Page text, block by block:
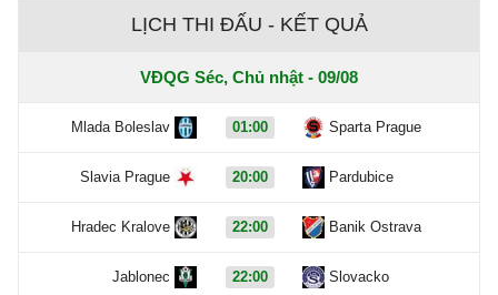
LỊCH THI ĐẤU - KẾT QUẢ
VĐQG Séc, Chủ nhật - 09/08
Mlada Boleslav 01:00 Sparta Prague
Slavia Prague 20:00 Pardubice
Hradec Kralove 22:00 Banik Ostrava
Jablonec 22:00 Slovacko